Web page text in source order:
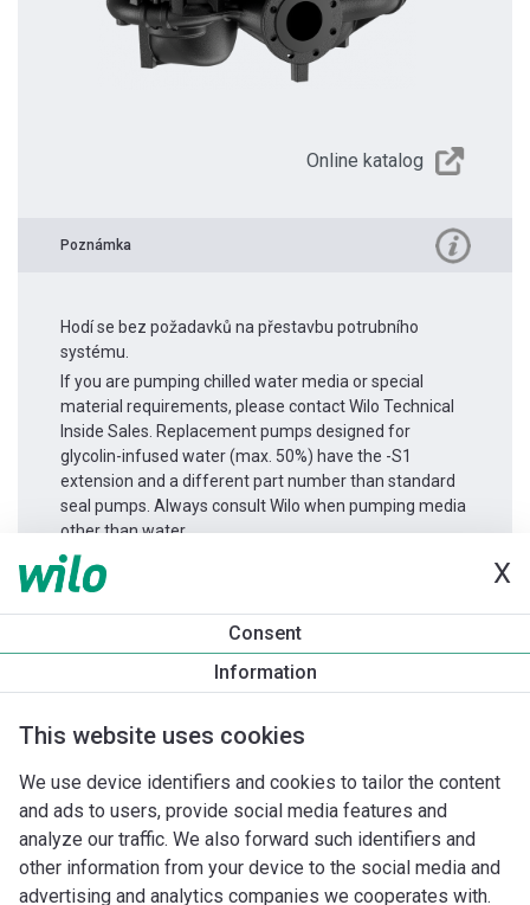
X
Consent
Information
This website uses cookies
We use device identifiers and cookies to tailor the content
and ads to users, provide social media features and
analyze our traffic. We also forward such identifiers and
other information from your device to the social media and
advertising and analytics companies we cooperates with.
Online katalog
Poznámka
Hodí se bez požadavků na přestavbu potrubního
systému.
If you are pumping chilled water media or special
material requirements, please contact Wilo Technical
Inside Sales. Replacement pumps designed for
glycolin-infused water (max. 50%) have the -S1
extension and a different part number than standard
seal pumps. Always consult Wilo when pumping media
other than water.
Informace o produktu
Atmos GIGA-D 200/250-30/4